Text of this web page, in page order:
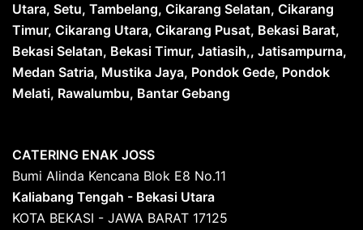
Utara, Setu, Tambelang, Cikarang Selatan, Cikarang
Timur, Cikarang Utara, Cikarang Pusat, Bekasi Barat,
Bekasi Selatan, Bekasi Timur, Jatiasih,, Jatisampurna,
Medan Satria, Mustika Jaya, Pondok Gede, Pondok
Melati, Rawalumbu, Bantar Gebang
CATERING ENAK JOSS
Bumi Alinda Kencana Blok E8 No.11
Kaliabang Tengah - Bekasi Utara
KOTA BEKASI - JAWA BARAT 17125